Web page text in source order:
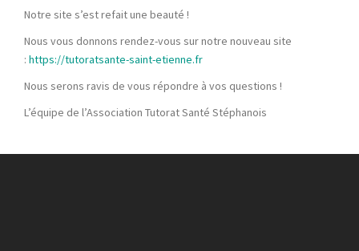
Notre site s’est refait une beauté !
Nous vous donnons rendez-vous sur notre nouveau site
: https://tutoratsante-saint-etienne.fr
Nous serons ravis de vous répondre à vos questions !
L’équipe de l’Association Tutorat Santé Stéphanois